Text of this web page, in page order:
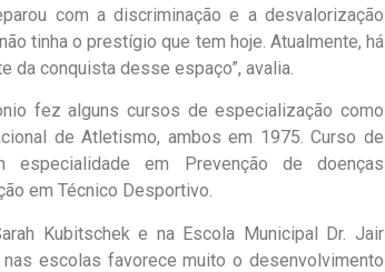
com a discriminação e a desvalorização
tinha o prestígio que tem hoje. Atualmente, há
conquista desse espaço”, avalia.
fez alguns cursos de especialização como
de Atletismo, ambos em 1975. Curso de
em Prevenção de doenças
em Técnico Desportivo.
Kubitschek e na Escola Municipal Dr. Jair
escolas favorece muito o desenvolvimento